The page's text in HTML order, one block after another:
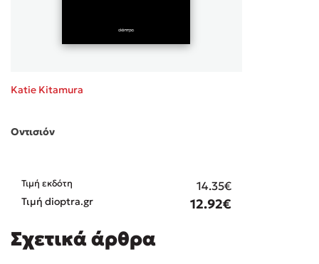
Katie Kitamura
Οντισιόν
Τιμή εκδότη 14.35€
Τιμή dioptra.gr 12.92€
Σχετικά άρθρα